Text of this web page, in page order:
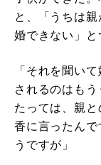
と、「うちは
婚できない」と
「それを聞い
されるのはも
たっては、親
香に言ったんで
うですが」